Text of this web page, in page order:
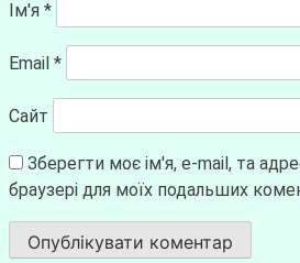
Ім'я *
Email *
Сайт
Зберегти моє ім'я, e-mail, та
браузері для моїх подальших